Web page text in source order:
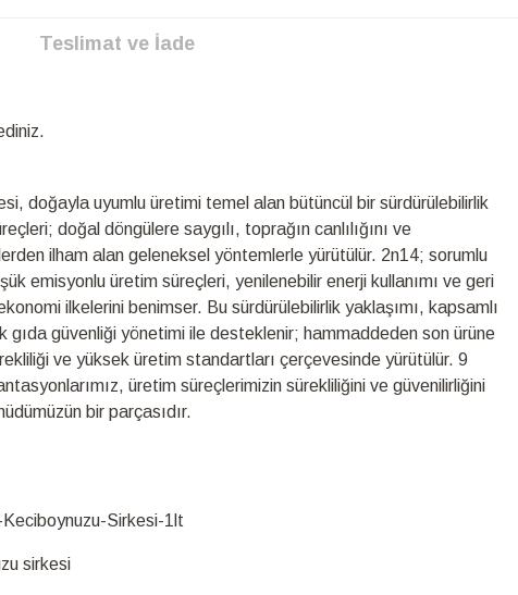
doğayla uyumlu üretimi temel alan bütüncül bir sürdürülebilirlik
doğal döngülere saygılı, toprağın canlılığını ve
ilham alan geleneksel yöntemlerle yürütülür. 2n14; sorumlu
emisyonlu üretim süreçleri, yenilenebilir enerji kullanımı ve geri
ilkelerini benimser. Bu sürdürülebilirlik yaklaşımı, kapsamlı
gıda güvenliği yönetimi ile desteklenir; hammaddeden son ürüne
ve yüksek üretim standartları çerçevesinde yürütülür. 9
üretim süreçlerimizin sürekliliğini ve güvenilirliğini
bir parçasıdır.
Sirkesi-1lt
sirkesi
Teslimat ve İade